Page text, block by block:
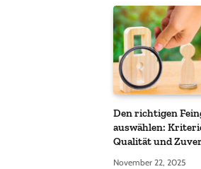
Den richtigen
auswählen:
Qualität und
November 22, 2025